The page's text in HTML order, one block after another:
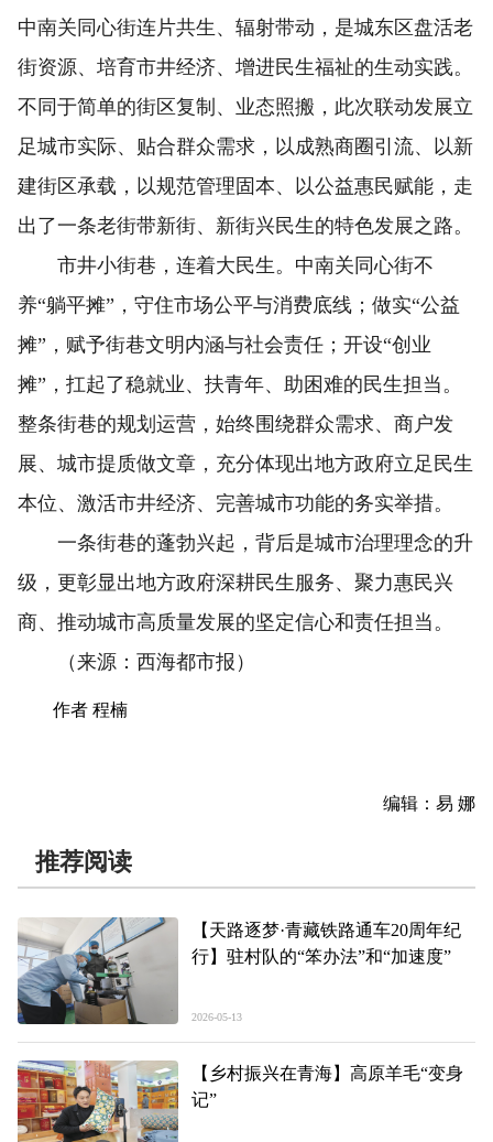
中南关同心街连片共生、辐射带动，是城东区盘活老
街资源、培育市井经济、增进民生福祉的生动实践。
不同于简单的街区复制、业态照搬，此次联动发展立
足城市实际、贴合群众需求，以成熟商圈引流、以新
建街区承载，以规范管理固本、以公益惠民赋能，走
出了一条老街带新街、新街兴民生的特色发展之路。
市井小街巷，连着大民生。中南关同心街不
养“躺平摊”，守住市场公平与消费底线；做实“公益
摊”，赋予街巷文明内涵与社会责任；开设“创业
摊”，扛起了稳就业、扶青年、助困难的民生担当。
整条街巷的规划运营，始终围绕群众需求、商户发
展、城市提质做文章，充分体现出地方政府立足民生
本位、激活市井经济、完善城市功能的务实举措。
一条街巷的蓬勃兴起，背后是城市治理理念的升
级，更彰显出地方政府深耕民生服务、聚力惠民兴
商、推动城市高质量发展的坚定信心和责任担当。
（来源：西海都市报）
作者 程楠
编辑：易 娜
推荐阅读
【天路逐梦·青藏铁路通车20周年纪
行】驻村队的“笨办法”和“加速度”
2026-05-13
【乡村振兴在青海】高原羊毛“变身
记”